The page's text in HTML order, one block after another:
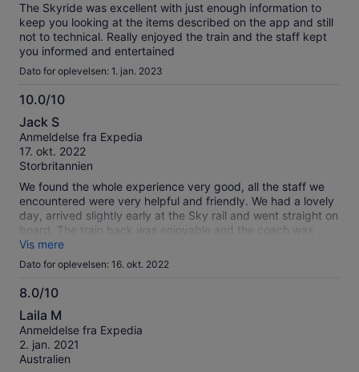
The Skyride was excellent with just enough information to
keep you looking at the items described on the app and still
not to technical. Really enjoyed the train and the staff kept
you informed and entertained
Dato for oplevelsen: 1. jan. 2023
10.0/10
10.0
ud
af
10
Jack S
Anmeldelse fra Expedia
17. okt. 2022
Storbritannien
We found the whole experience very good, all the staff we
encountered were very helpful and friendly. We had a lovely
day, arrived slightly early at the Sky rail and went straight on
board. The train back was enjoyable and the coach was
waiting for us when we got off the train
Vis mere
Dato for oplevelsen: 16. okt. 2022
8.0/10
8.0
ud
af
10
Laila M
Anmeldelse fra Expedia
2. jan. 2021
Australien